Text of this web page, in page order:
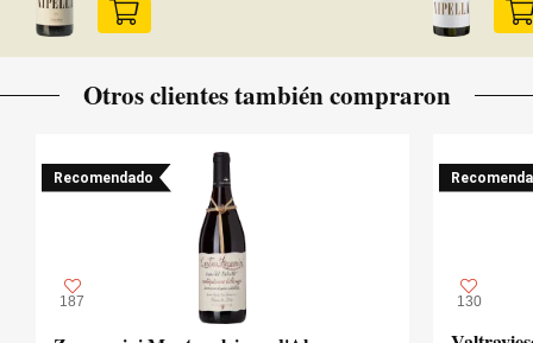
Otros clientes también compraron
Recomendado
187 130